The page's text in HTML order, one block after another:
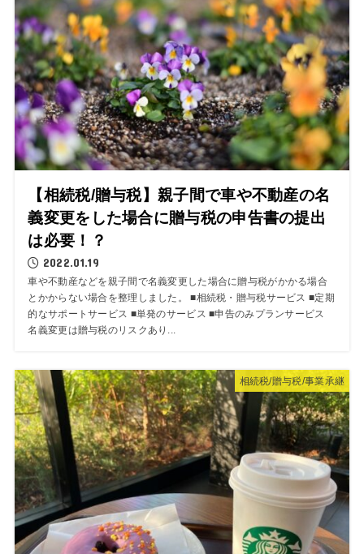
【相続税/贈与税】親子間で車や不動産の名
義変更をした場合に贈与税の申告書の提出
は必要！？
2022.01.19
車や不動産などを親子間で名義変更した場合に贈与税がかかる場合
とかからない場合を整理しました。 ■相続税・贈与税サービス ■定期
的なサポートサービス ■単発のサービス ■申告のみプランサービス
名義変更は贈与税のリスクあり...
相続税/贈与税/事業承継